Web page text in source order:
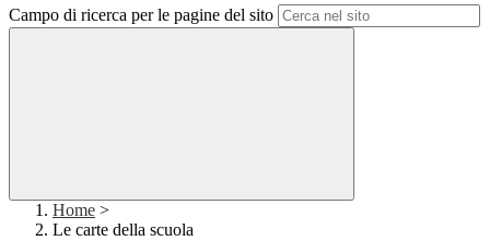
Campo di ricerca per le pagine del sito
Home >
Le carte della scuola